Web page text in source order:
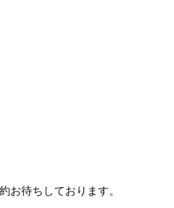
お待ちしております。